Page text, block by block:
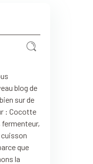
blog de
sur de
: Cocotte
que
la